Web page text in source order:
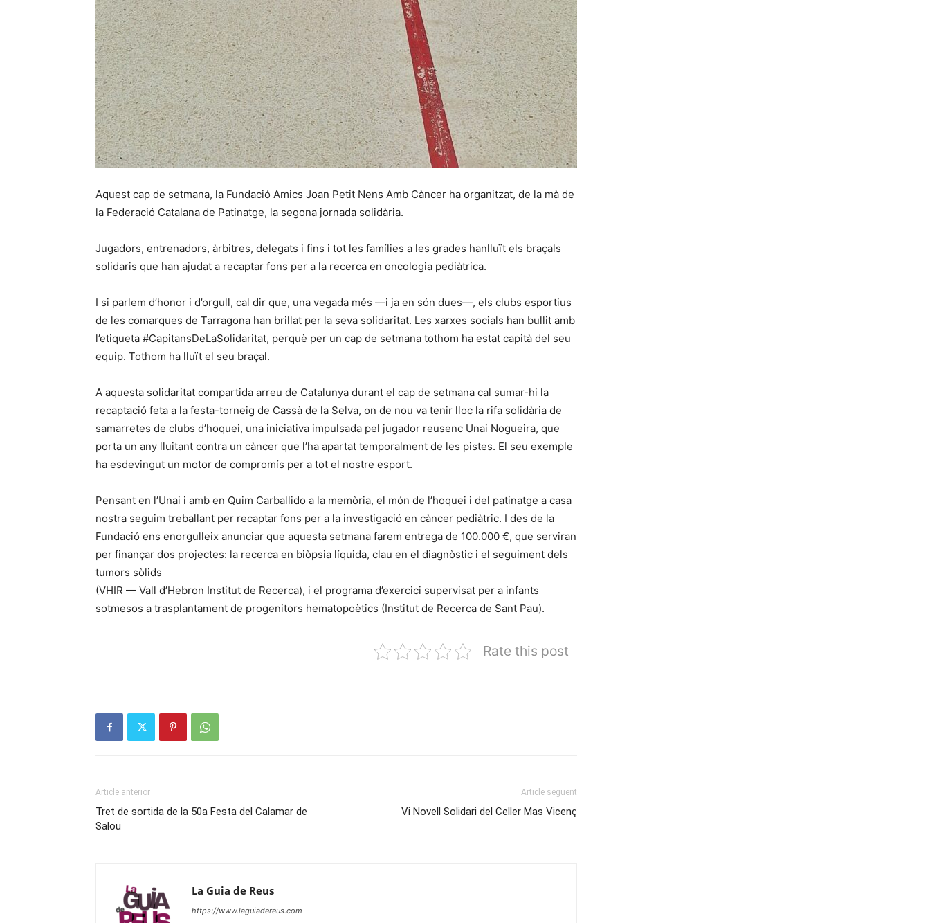
Aquest cap de setmana, la Fundació Amics Joan Petit Nens Amb Càncer ha organitzat, de la mà de
la Federació Catalana de Patinatge, la segona jornada solidària.
Jugadors, entrenadors, àrbitres, delegats i fins i tot les famílies a les grades hanlluït els braçals
solidaris que han ajudat a recaptar fons per a la recerca en oncologia pediàtrica.
I si parlem d’honor i d’orgull, cal dir que, una vegada més —i ja en són dues—, els clubs esportius
de les comarques de Tarragona han brillat per la seva solidaritat. Les xarxes socials han bullit amb
l’etiqueta #CapitansDeLaSolidaritat, perquè per un cap de setmana tothom ha estat capità del seu
equip. Tothom ha lluït el seu braçal.
A aquesta solidaritat compartida arreu de Catalunya durant el cap de setmana cal sumar-hi la
recaptació feta a la festa-torneig de Cassà de la Selva, on de nou va tenir lloc la rifa solidària de
samarretes de clubs d’hoquei, una iniciativa impulsada pel jugador reusenc Unai Nogueira, que
porta un any lluitant contra un càncer que l’ha apartat temporalment de les pistes. El seu exemple
ha esdevingut un motor de compromís per a tot el nostre esport.
Pensant en l’Unai i amb en Quim Carballido a la memòria, el món de l’hoquei i del patinatge a casa
nostra seguim treballant per recaptar fons per a la investigació en càncer pediàtric. I des de la
Fundació ens enorgulleix anunciar que aquesta setmana farem entrega de 100.000 €, que serviran
per finançar dos projectes: la recerca en biòpsia líquida, clau en el diagnòstic i el seguiment dels
tumors sòlids
(VHIR — Vall d’Hebron Institut de Recerca), i el programa d’exercici supervisat per a infants
sotmesos a trasplantament de progenitors hematopoètics (Institut de Recerca de Sant Pau).
Rate this post
Article anterior
Tret de sortida de la 50a Festa del Calamar de
Salou
Article següent
Vi Novell Solidari del Celler Mas Vicenç
La Guia de Reus
https://www.laguiadereus.com